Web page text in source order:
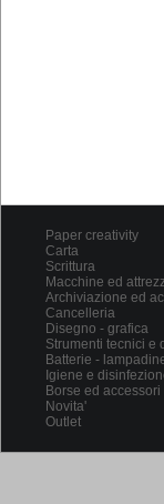
Paper creativity
Carta
Scrittura
Macchine ed
Archiviazione ed
Cancelleria
Disegno - grafica
Strumenti tecnici e
Batterie -
Igiene e
Borse ed accessori
Novita'
Outlet